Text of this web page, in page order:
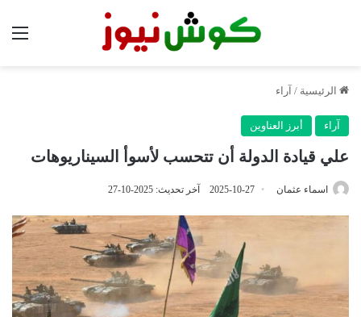
الرئيسية / آراء
آراء أبرز العناوين
علي قيادة الدولة أن تتحسب لأسوأ السيناريوهات
اسماء عثمان 2025-10-27 آخر تحديث: 2025-10-27